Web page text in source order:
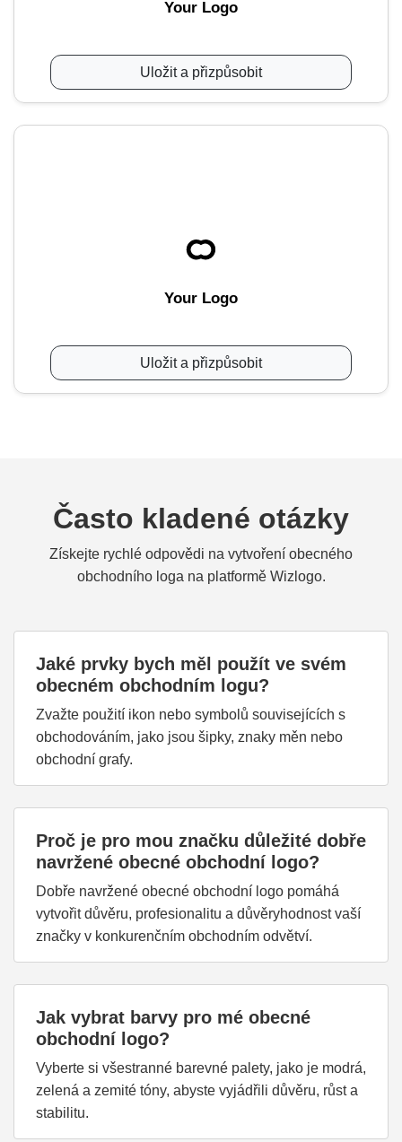
Your Logo
Uložit a přizpůsobit
Your Logo
Uložit a přizpůsobit
Často kladené otázky
Získejte rychlé odpovědi na vytvoření obecného
obchodního loga na platformě Wizlogo.
Jaké prvky bych měl použít ve svém
obecném obchodním logu?
Zvažte použití ikon nebo symbolů souvisejících s
obchodováním, jako jsou šipky, znaky měn nebo
obchodní grafy.
Proč je pro mou značku důležité dobře
navržené obecné obchodní logo?
Dobře navržené obecné obchodní logo pomáhá
vytvořit důvěru, profesionalitu a důvěryhodnost vaší
značky v konkurenčním obchodním odvětví.
Jak vybrat barvy pro mé obecné
obchodní logo?
Vyberte si všestranné barevné palety, jako je modrá,
zelená a zemité tóny, abyste vyjádřili důvěru, růst a
stabilitu.